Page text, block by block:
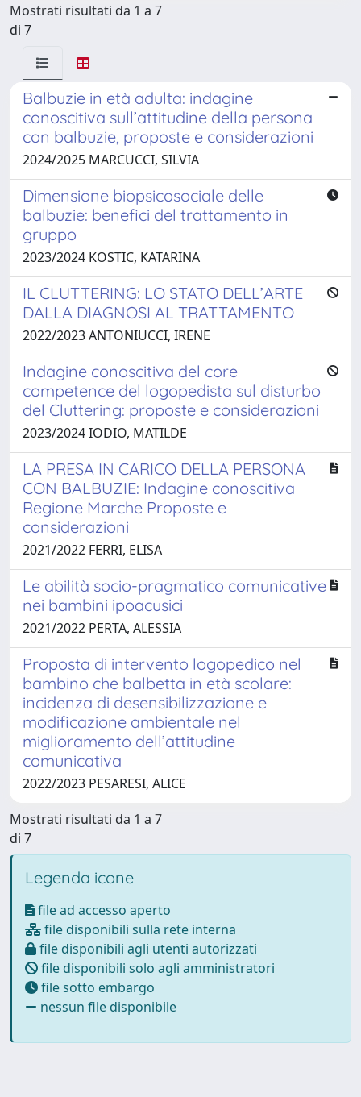
Mostrati risultati da 1 a 7
di 7
Balbuzie in età adulta: indagine
conoscitiva sull’attitudine della persona
con balbuzie, proposte e considerazioni
2024/2025 MARCUCCI, SILVIA
Dimensione biopsicosociale delle
balbuzie: benefici del trattamento in
gruppo
2023/2024 KOSTIC, KATARINA
IL CLUTTERING: LO STATO DELL’ARTE
DALLA DIAGNOSI AL TRATTAMENTO
2022/2023 ANTONIUCCI, IRENE
Indagine conoscitiva del core
competence del logopedista sul disturbo
del Cluttering: proposte e considerazioni
2023/2024 IODIO, MATILDE
LA PRESA IN CARICO DELLA PERSONA
CON BALBUZIE: Indagine conoscitiva
Regione Marche Proposte e
considerazioni
2021/2022 FERRI, ELISA
Le abilità socio-pragmatico comunicative
nei bambini ipoacusici
2021/2022 PERTA, ALESSIA
Proposta di intervento logopedico nel
bambino che balbetta in età scolare:
incidenza di desensibilizzazione e
modificazione ambientale nel
miglioramento dell’attitudine
comunicativa
2022/2023 PESARESI, ALICE
Mostrati risultati da 1 a 7
di 7
Legenda icone
file ad accesso aperto
file disponibili sulla rete interna
file disponibili agli utenti autorizzati
file disponibili solo agli amministratori
file sotto embargo
nessun file disponibile